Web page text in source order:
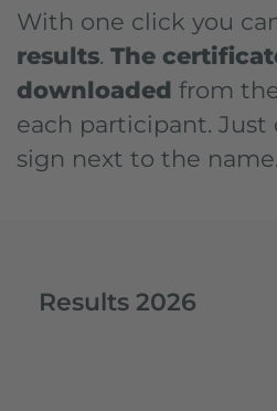
With one click you
results. The
downloaded from
each participant. Just
sign next to the name.
Results 2026